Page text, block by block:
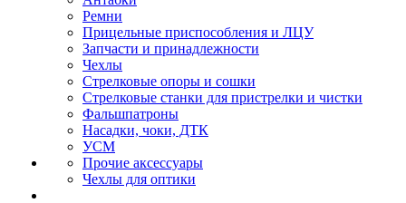
Ремни
Прицельные приспособления и ЛЦУ
Запчасти и принадлежности
Чехлы
Стрелковые опоры и сошки
Стрелковые станки для пристрелки и чистки
Фальшпатроны
Насадки, чоки, ДТК
УСМ
Прочие аксессуары
Чехлы для оптики